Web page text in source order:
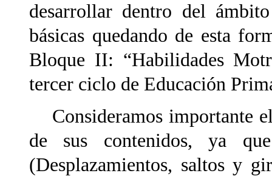
desarrollar dentro del
básicas quedando de esta
Bloque II: “Habilidades
tercer ciclo de Educación
Consideramos importante
de sus contenidos, ya
(Desplazamientos, saltos y